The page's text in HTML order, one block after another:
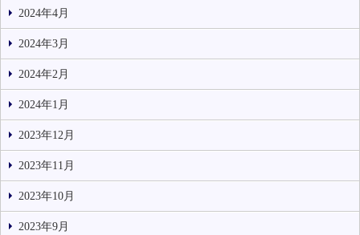
2024年4月
2024年3月
2024年2月
2024年1月
2023年12月
2023年11月
2023年10月
2023年9月